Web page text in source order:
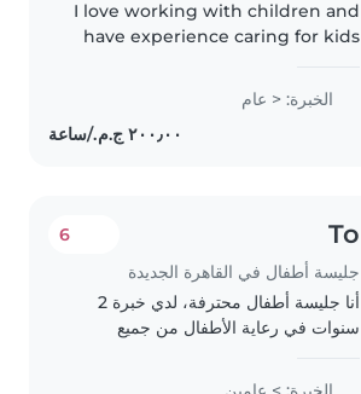
I love working with children and
have experience caring for kids
patient, responsible, and speak
both Arabic and English. I enjoy
الخبرة: < عام
To
جليسة أطفال في القاهرة الجديدة
6
أنا جليسة أطفال محترفة، لدي خبرة 2
سنوات في رعاية الأطفال من جميع
مساعدتك في رعاية طفلك، سواء كان